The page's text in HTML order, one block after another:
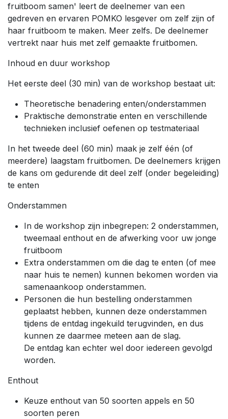
fruitboom samen' leert de deelnemer van een
gedreven en ervaren POMKO lesgever om zelf zijn of
haar fruitboom te maken. Meer zelfs. De deelnemer
vertrekt naar huis met zelf gemaakte fruitbomen.
Inhoud en duur workshop
Het eerste deel (30 min) van de workshop bestaat uit:
Theoretische benadering enten/onderstammen
Praktische demonstratie enten en verschillende
technieken inclusief oefenen op testmateriaal
In het tweede deel (60 min) maak je zelf één (of
meerdere) laagstam fruitbomen. De deelnemers krijgen
de kans om gedurende dit deel zelf (onder begeleiding)
te enten
Onderstammen
In de workshop zijn inbegrepen: 2 onderstammen,
tweemaal enthout en de afwerking voor uw jonge
fruitboom
Extra onderstammen om die dag te enten (of mee
naar huis te nemen) kunnen bekomen worden via
samenaankoop onderstammen.
Personen die hun bestelling onderstammen
geplaatst hebben, kunnen deze onderstammen
tijdens de entdag ingekuild terugvinden, en dus
kunnen ze daarmee meteen aan de slag.
De entdag kan echter wel door iedereen gevolgd
worden.
Enthout
Keuze enthout van 50 soorten appels en 50
soorten peren